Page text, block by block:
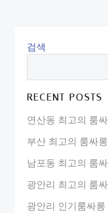
검색
RECENT POSTS
연산동 최고의 룸
부산 최고의 룸싸
남포동 최고의 룸
광안리 최고의 룸
광안리 인기룸싸